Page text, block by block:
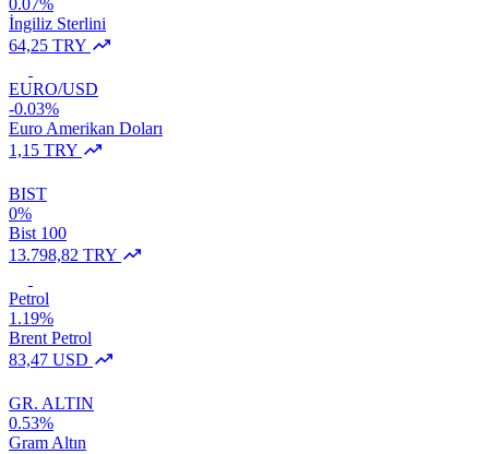
0.07%
İngiliz Sterlini
64,25 TRY
EURO/USD
-0.03%
Euro Amerikan Doları
1,15 TRY
BIST
0%
Bist 100
13.798,82 TRY
Petrol
1.19%
Brent Petrol
83,47 USD
GR. ALTIN
0.53%
Gram Altın